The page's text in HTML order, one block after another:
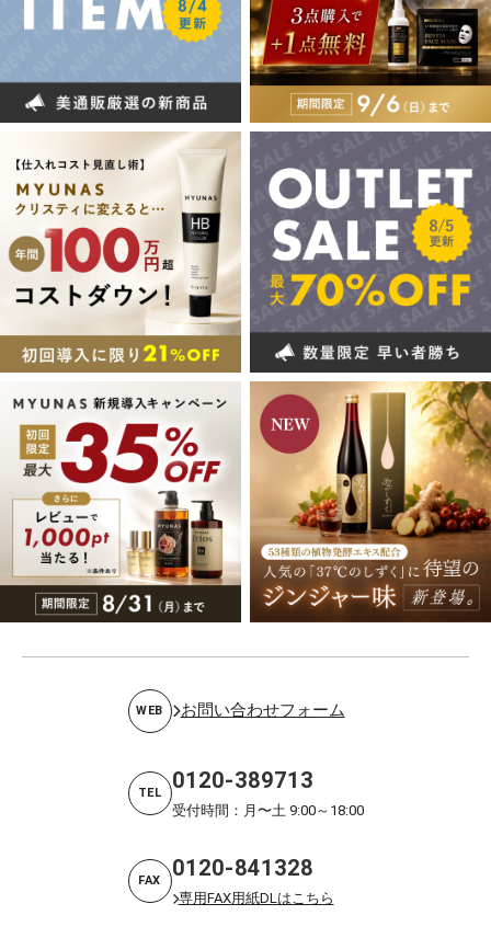
WEB お問い合わせフォーム
TEL 0120-389713
受付時間：月〜土 9:00～18:00
FAX 0120-841328
専用FAX用紙DLはこちら